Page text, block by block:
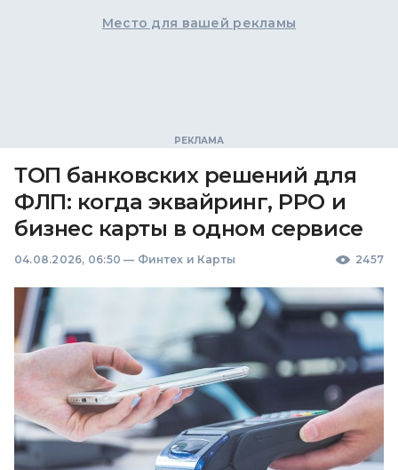
Место для вашей рекламы
ТОП банковских решений для
ФЛП: когда эквайринг, РРО и
бизнес карты в одном сервисе
04.08.2026, 06:50 — Финтех и Карты 2457